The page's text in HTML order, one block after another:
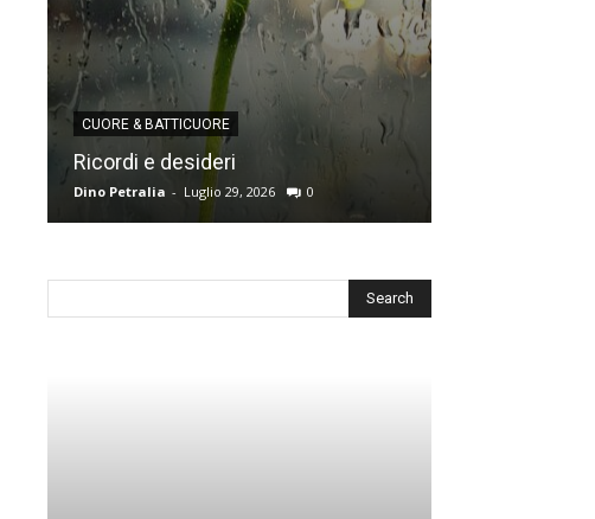
CUORE & BATTICUORE
Ricordi e desideri
Dino Petralia - Luglio 29, 2026 0